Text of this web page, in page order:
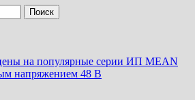
на популярные серии ИП MEAN
напряжением 48 В